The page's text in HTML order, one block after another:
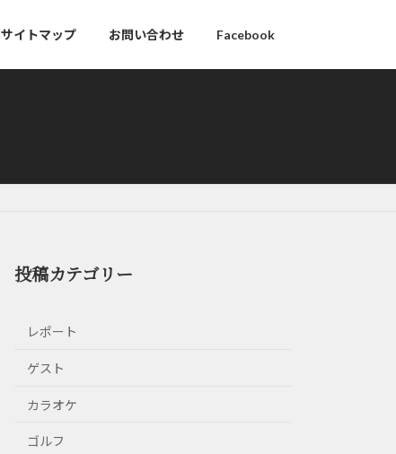
サイトマップ お問い合わせ Facebook
投稿カテゴリー
レポート
ゲスト
カラオケ
ゴルフ